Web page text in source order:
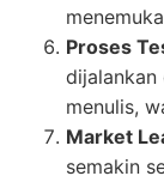
Proses
dijalankan
menulis,
Market
semakin